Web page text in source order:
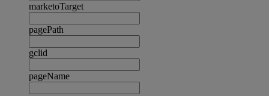
marketoTarget
pagePath
gclid
pageName